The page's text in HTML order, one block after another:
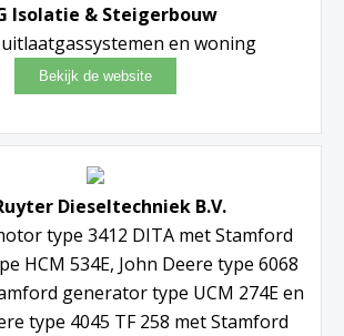
Isolatie & Steigerbouw
en woning
Dieseltechniek B.V.
type 3412 DITA met Stamford
HCM 534E, John Deere type 6068
generator type UCM 274E en
type 4045 TF 258 met Stamford